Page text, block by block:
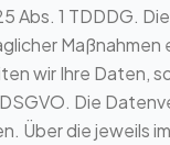
Abs. 1 TDDDG.
wir Ihre Daten,
Die
Über die jeweils